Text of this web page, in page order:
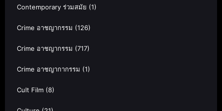
Contemporary ร่วมสมัย (1)
Crime อาชญากรรม (126)
Crime อาชญากรรม (717)
Crime อาชญากากรรม (1)
Cult Film (8)